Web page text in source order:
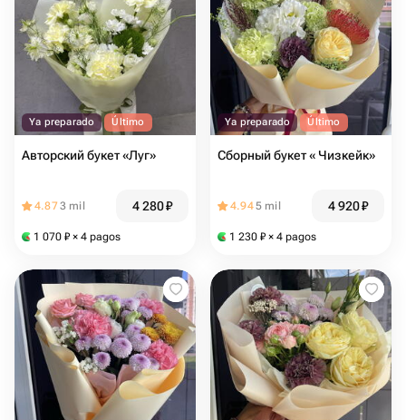
Ya preparado Último
Авторский букет «Луг»
4.873 mil 4 280₽
1 070 ₽ × 4 pagos
Ya preparado Último
Сборный букет « Чизкейк»
4.945 mil 4 920₽
1 230 ₽ × 4 pagos